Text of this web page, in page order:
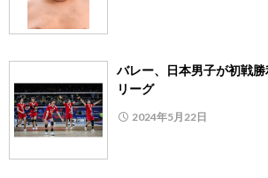
バレー、日本男子が初戦
リーグ
2024年5月22日